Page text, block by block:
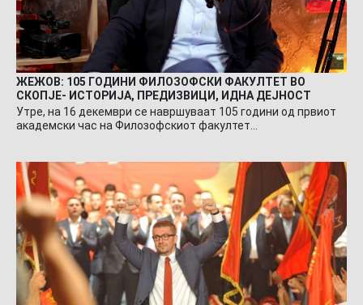
ЖЕЖОВ: 105 ГОДИНИ ФИЛОЗОФСКИ ФАКУЛТЕТ ВО
СКОПЈЕ- ИСТОРИЈА, ПРЕДИЗВИЦИ, ИДНА ДЕЈНОСТ
Утре, на 16 декември се навршуваат 105 години од првиот
академски час на Филозофскиот факултет…